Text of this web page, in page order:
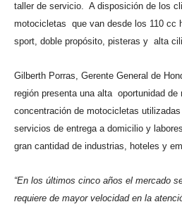
taller de servicio. A disposición de los
motocicletas que van desde los 110 cc
sport, doble propósito, pisteras y alta
Gilberth Porras, Gerente General de
región presenta una alta oportunidad de
concentración de motocicletas
servicios de entrega a domicilio y
gran cantidad de industrias, hoteles y
“En los últimos cinco años el mercado
requiere de mayor velocidad en la